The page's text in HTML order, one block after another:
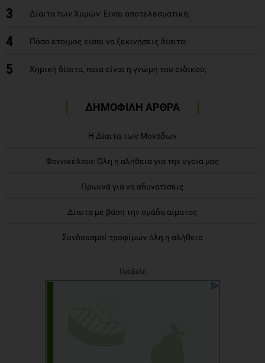
3 Δίαιτα των Χυμών: Είναι αποτελεσματική;
4 Πόσο έτοιμος είσαι να ξεκινήσεις δίαιτα;
5 Χημική δίαιτα, ποια είναι η γνώμη του ειδικού;
ΔΗΜΟΦΙΛΗ ΑΡΘΡΑ
Η Δίαιτα των Μονάδων
Φοινικέλαιο: Όλη η αλήθεια για την υγεία μας
Πρωινά για να αδυνατίσεις
Δίαιτα με βάση την ομάδα αίματος
Συνδυασμοί τροφίμων όλη η αλήθεια
Προβολή